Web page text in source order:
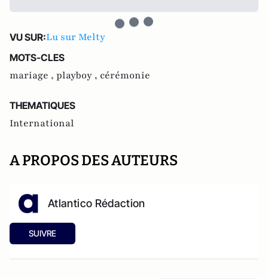
VU SUR:Lu sur Melty
MOTS-CLES
mariage , playboy , cérémonie
THEMATIQUES
International
A PROPOS DES AUTEURS
Atlantico Rédaction
SUIVRE